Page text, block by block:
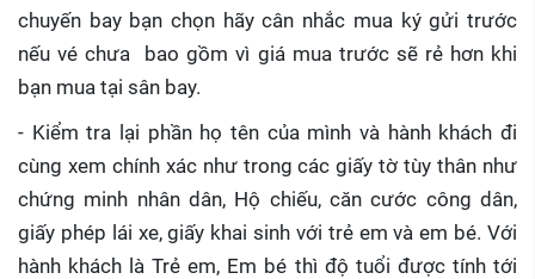
chuyến bay bạn chọn hãy cân nhắc mua ký gửi trước
nếu vé chưa bao gồm vì giá mua trước sẽ rẻ hơn khi
bạn mua tại sân bay.
- Kiểm tra lại phần họ tên của mình và hành khách đi
cùng xem chính xác như trong các giấy tờ tùy thân như
chứng minh nhân dân, Hộ chiếu, căn cước công dân,
giấy phép lái xe, giấy khai sinh với trẻ em và em bé. Với
hành khách là Trẻ em, Em bé thì độ tuổi được tính tới